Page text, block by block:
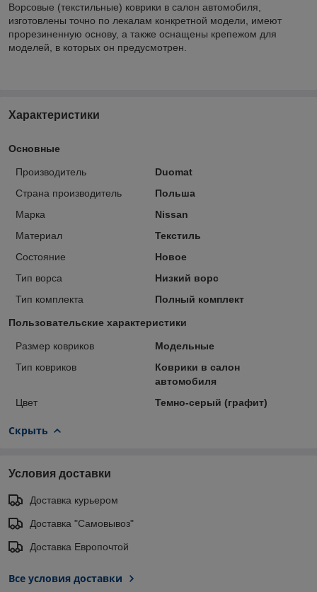
Ворсовые (текстильные) коврики в салон автомобиля,
изготовлены точно по лекалам конкретной модели, имеют
прорезиненную основу, а также оснащены крепежом для
моделей, в которых он предусмотрен.
Характеристики
Основные
Производитель
Duomat
Страна производитель
Польша
Марка
Nissan
Материал
Текстиль
Состояние
Новое
Тип ворса
Низкий ворс
Тип комплекта
Полный комплект
Пользовательские характеристики
Размер ковриков
Модельные
Тип ковриков
Коврики в салон
автомобиля
Цвет
Темно-серый (графит)
Скрыть
Условия доставки
Доставка курьером
Доставка "Самовывоз"
Доставка Европочтой
Все условия доставки